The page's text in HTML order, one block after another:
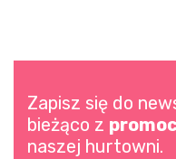
Zapisz się do
bieżąco z
naszej hurtowni.